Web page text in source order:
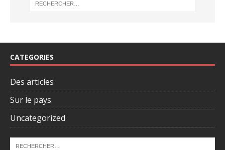
CATEGORIES
Des articles
Sur le pays
Uncategorized